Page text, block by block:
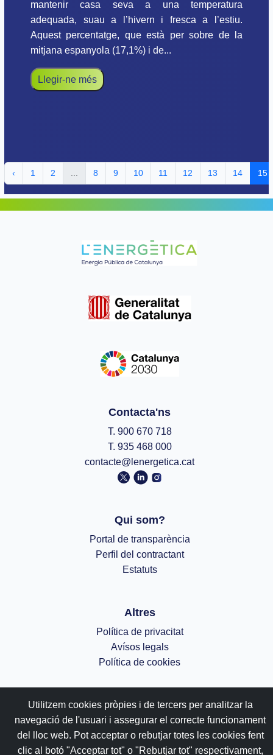
mantenir casa seva a una temperatura
adequada, suau a l’hivern i fresca a l’estiu.
Aquest percentatge, que està per sobre de la
mitjana espanyola (17,1%) i de...
Llegir-ne més
‹ 1 2 8 9 10 11 12 13 14 15
Contacta'ns
T. 900 670 718
T. 935 468 000
contacte@lenergetica.cat
Qui som?
Portal de transparència
Perfil del contractant
Estatuts
Altres
Política de privacitat
Avísos legals
Política de cookies
Utilitzem cookies pròpies i de tercers per analitzar la
navegació de l'usuari i assegurar el correcte funcionament
del lloc web. Pot acceptar o rebutjar totes les cookies fent
clic al botó "Acceptar tot" o "Rebutjar tot" respectivament,
;